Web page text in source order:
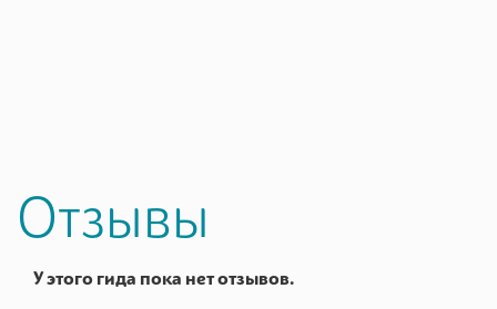
Отзывы
У этого гида пока нет отзывов.